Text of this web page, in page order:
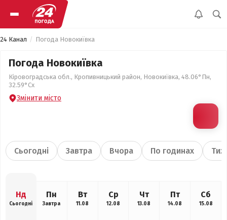
24 Канал Погода Новокиївка
Погода Новокиївка
Кіровоградська обл., Кропивницький район, Новокиївка, 48.06°Пн,
32.59°Сх
Змінити місто
Сьогодні Завтра Вчора По годинах
Нд
Сьогодні
Пн
Завтра
Вт
11.08
Ср
12.08
Чт
13.08
Пт
14.08
Сб
15.08